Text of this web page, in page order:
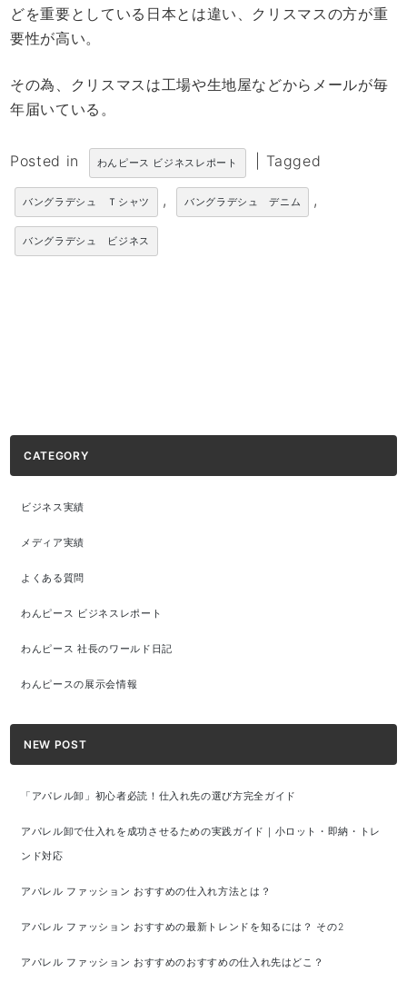
どを重要としている日本とは違い、クリスマスの方が重
要性が高い。
その為、クリスマスは工場や生地屋などからメールが毎
年届いている。
Posted in わんピース ビジネスレポート Tagged
バングラデシュ Ｔシャツ , バングラデシュ デニム ,
バングラデシュ ビジネス
CATEGORY
ビジネス実績
メディア実績
よくある質問
わんピース ビジネスレポート
わんピース 社長のワールド日記
わんピースの展示会情報
NEW POST
「アパレル卸」初心者必読！仕入れ先の選び方完全ガイド
アパレル卸で仕入れを成功させるための実践ガイド｜小ロット・即納・トレ
ンド対応
アパレル ファッション おすすめの仕入れ方法とは？
アパレル ファッション おすすめの最新トレンドを知るには？ その2
アパレル ファッション おすすめのおすすめの仕入れ先はどこ？